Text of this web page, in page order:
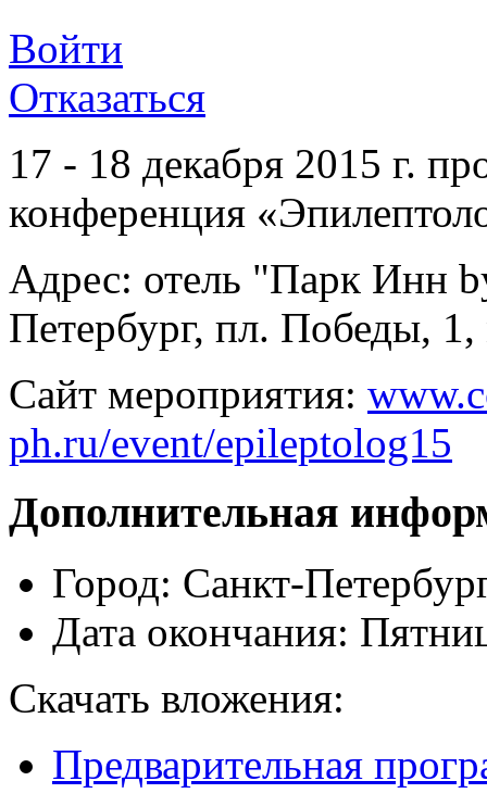
Войти
Отказаться
17 - 18 декабря 2015 г.
конференция
Адрес: отель "Парк Инн
Петербург, пл. Победы,
Сайт мероприятия:
ph.ru/event/epileptolog15
Дополнительная
Город: Санкт-
Дата окончания:
Скачать вложения:
Предварительная